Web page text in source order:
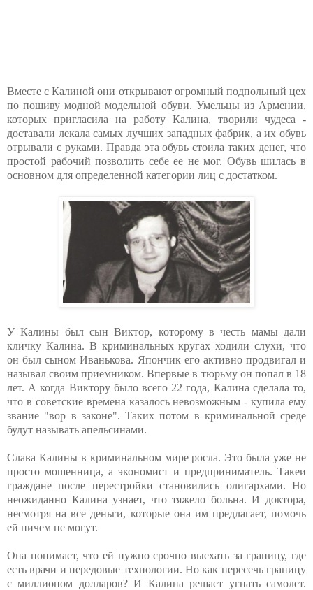
Вместе с Калиной они открывают огромный подпольный цех
по пошиву модной модельной обуви. Умельцы из Армении,
которых пригласила на работу Калина, творили чудеса -
доставали лекала самых лучших западных фабрик, а их обувь
отрывали с руками. Правда эта обувь стоила таких денег, что
простой рабочий позволить себе ее не мог. Обувь шилась в
основном для определенной категории лиц с достатком.
У Калины был сын Виктор, которому в честь мамы дали
кличку Калина. В криминальных кругах ходили слухи, что
он был сыном Иванькова. Япончик его активно продвигал и
называл своим приемником. Впервые в тюрьму он попал в 18
лет. А когда Виктору было всего 22 года, Калина сделала то,
что в советские времена казалось невозможным - купила ему
звание "вор в законе". Таких потом в криминальной среде
будут называть апельсинами.
Слава Калины в криминальном мире росла. Это была уже не
просто мошенница, а экономист и предприниматель. Такеи
граждане после перестройки становились олигархами. Но
неожиданно Калина узнает, что тяжело больна. И доктора,
несмотря на все деньги, которые она им предлагает, помочь
ей ничем не могут.
Она понимает, что ей нужно срочно выехать за границу, где
есть врачи и передовые технологии. Но как пересечь границу
с миллионом долларов? И Калина решает угнать самолет.